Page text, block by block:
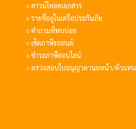
○ ดาวน์โหลดเอกสาร
○ รายชื่ออู่ในเครือประกันภัย
○ คำถามที่พบบ่อย
○ เช็คภาษีรถยนต์
○ ชำระภาษีออนไลน์
○ ตรวจสอบใบอนุญาตานยหน้า/ตัวแทน